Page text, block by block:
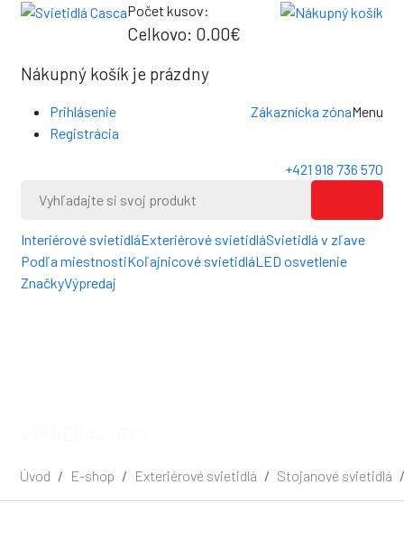
Počet kusov:
Celkovo: 0.00€
Nákupný košík je prázdny
Menu
Zákaznícka zóna
Prihlásenie
Registrácia
+421 918 736 570
Interiérové svietidláExteriérové svietidláSvietidlá v zľave
Podľa miestnostiKoľajnicové svietidláLED osvetlenie
ZnačkyVýpredaj
Úvod E-shop Exteriérové svietidlá Stojanové svietidlá